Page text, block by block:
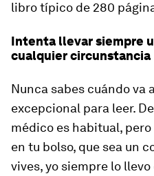
libro típico de 280
Intenta llevar siempre
cualquier circunstancia
Nunca sabes cuándo va
excepcional para leer.
médico es habitual,
en tu bolso, que sea un
vives, yo siempre lo